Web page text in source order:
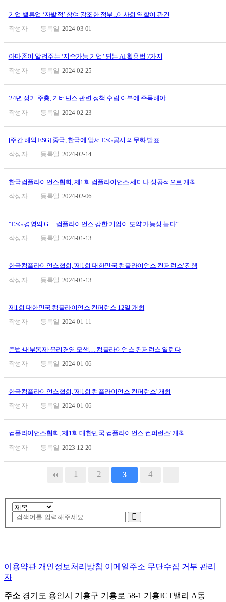
기업 밸류업 ‘자발적’ 참여 강조한 정부...이사회 역할이 관건
2024-03-01
아마존이 알려주는 ‘지속가능 기업’ 되는 AI 활용법 7가지
2024-02-25
'24년 정기 주총, 거버넌스 관련 정책 수립 여부에 주목해야
2024-02-23
[주간 해외 ESG] 중국, 한국에 앞서 ESG공시 의무화 발표
2024-02-14
한국컴플라이언스협회, 제1회 컴플라이언스 세미나 성공적으로 개최
2024-02-06
“ESG 경영의 G… 컴플라이언스 강한 기업이 도약 가능성 높다”
2024-01-13
한국컴플라이언스협회, '제1회 대한민국 컴플라이언스 컨퍼런스' 진행
2024-01-13
제1회 대한민국 컴플라이언스 컨퍼런스 12일 개최
2024-01-11
준법·내부통제·윤리경영 모색… 컴플라이언스 컨퍼런스 열린다
2024-01-06
한국컴플라이언스협회, '제1회 컴플라이언스 컨퍼런스' 개최
2024-01-06
컴플라이언스협회, '제1회 대한민국 컴플라이언스 컨퍼런스' 개최
2023-12-20
1 2 3 4
이용약관 개인정보처리방침 이메일주소 무단수집 거부 관리
자
주소 경기도 용인시 기흥구 기흥로 58-1 기흥ICT밸리 A동